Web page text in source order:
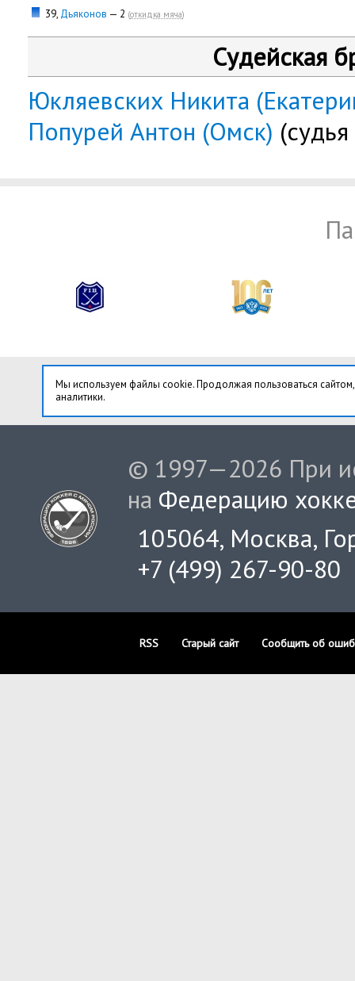
39, Дьяконов — 2 (откидка мяча)
Судейская
Юкляевских Никита
Попурей Антон (Омск)
Мы используем файлы cookie. Продолжая пользоваться
аналитики.
© 1997—2026 При
на Федерацию
105064, Москва,
+7 (499) 267-90-80
RSS Старый сайт Сообщить об